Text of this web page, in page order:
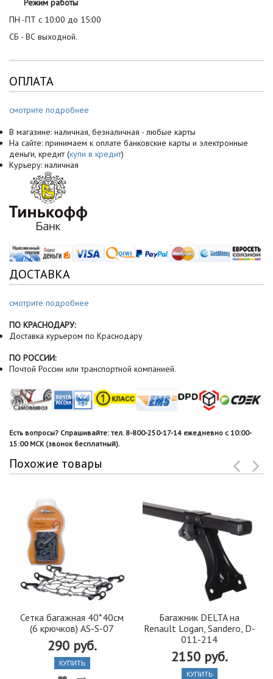
Режим работы
ПН -ПТ с 10:00 до 15:00
СБ - ВС выходной.
ОПЛАТА
смотрите подробнее
В магазине: наличная, безналичная - любые карты
На сайте: принимаем к оплате банковские карты и электронные
деньги, кредит (купи в кредит)
Курьеру: наличная
ДОСТАВКА
смотрите подробнее
ПО КРАСНОДАРУ:
Доставка курьером по Краснодару
ПО РОССИИ:
Почтой России или транспортной компанией.
Есть вопросы? Спрашивайте: тел. 8-800-250-17-14 ежедневно с 10:00-
15:00 МСК (звонок бесплатный).
Похожие товары
Сетка багажная 40*40см
(6 крючков) AS-S-07
290 руб.
КУПИТЬ
Багажник DELTA на
Renault Logan, Sandero, D-
011-214
2150 руб.
КУПИТЬ